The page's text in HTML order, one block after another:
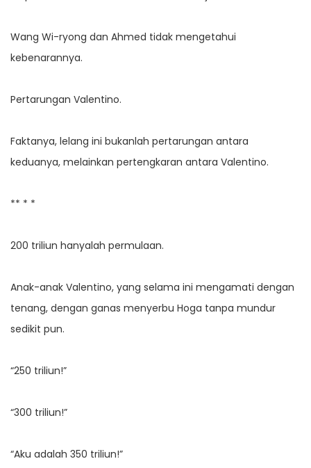
Wang Wi-ryong dan Ahmed tidak mengetahui
kebenarannya.
Pertarungan Valentino.
Faktanya, lelang ini bukanlah pertarungan antara
keduanya, melainkan pertengkaran antara Valentino.
** * *
200 triliun hanyalah permulaan.
Anak-anak Valentino, yang selama ini mengamati dengan
tenang, dengan ganas menyerbu Hoga tanpa mundur
sedikit pun.
“250 triliun!”
“300 triliun!”
“Aku adalah 350 triliun!”